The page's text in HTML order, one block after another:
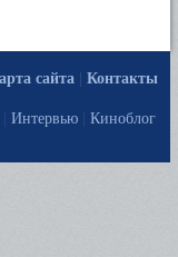
сайта
Контакты
Интервью Киноблог